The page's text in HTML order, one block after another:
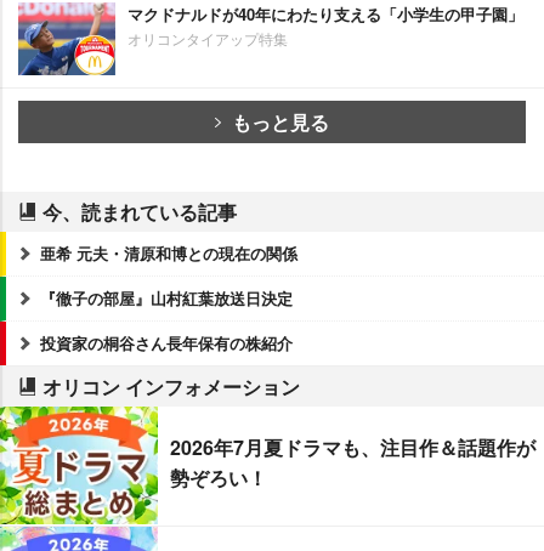
マクドナルドが40年にわたり支える「小学生の甲子園」
オリコンタイアップ特集
もっと見る
今、読まれている記事
亜希 元夫・清原和博との現在の関係
『徹子の部屋』山村紅葉放送日決定
投資家の桐谷さん長年保有の株紹介
オリコン インフォメーション
2026年7月夏ドラマも、注目作＆話題作が
勢ぞろい！